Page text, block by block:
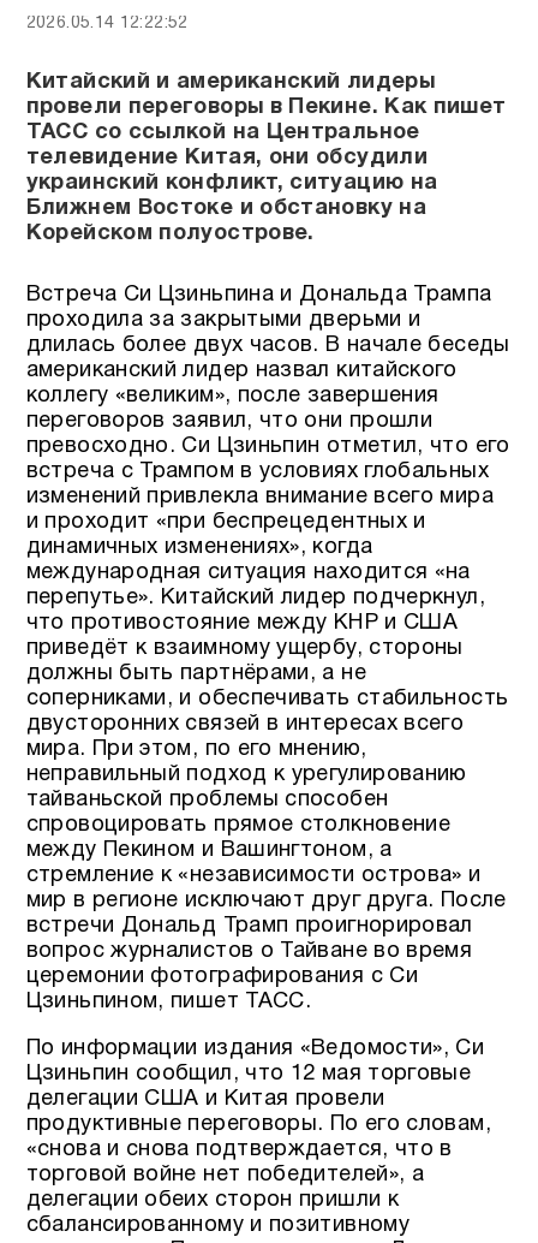
2026.05.14 12:22:52
Китайский и американский лидеры
провели переговоры в Пекине. Как пишет
ТАСС со ссылкой на Центральное
телевидение Китая, они обсудили
украинский конфликт, ситуацию на
Ближнем Востоке и обстановку на
Корейском полуострове.
Встреча Си Цзиньпина и Дональда Трампа
проходила за закрытыми дверьми и
длилась более двух часов. В начале беседы
американский лидер назвал китайского
коллегу «великим», после завершения
переговоров заявил, что они прошли
превосходно. Си Цзиньпин отметил, что его
встреча с Трампом в условиях глобальных
изменений привлекла внимание всего мира
и проходит «при беспрецедентных и
динамичных изменениях», когда
международная ситуация находится «на
перепутье». Китайский лидер подчеркнул,
что противостояние между КНР и США
приведёт к взаимному ущербу, стороны
должны быть партнёрами, а не
соперниками, и обеспечивать стабильность
двусторонних связей в интересах всего
мира. При этом, по его мнению,
неправильный подход к урегулированию
тайваньской проблемы способен
спровоцировать прямое столкновение
между Пекином и Вашингтоном, а
стремление к «независимости острова» и
мир в регионе исключают друг друга. После
встречи Дональд Трамп проигнорировал
вопрос журналистов о Тайване во время
церемонии фотографирования с Си
Цзиньпином, пишет ТАСС.
По информации издания «Ведомости», Си
Цзиньпин сообщил, что 12 мая торговые
делегации США и Китая провели
продуктивные переговоры. По его словам,
«снова и снова подтверждается, что в
торговой войне нет победителей», а
делегации обеих сторон пришли к
сбалансированному и позитивному